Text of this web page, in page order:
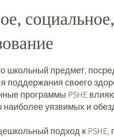
школьный предмет,
своего
программы PSHE
наиболее уязвимых и
подход к PSHE,